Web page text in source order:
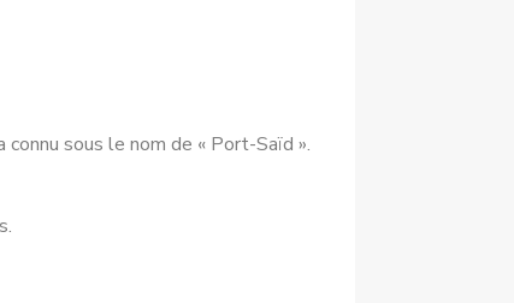
sous le nom de « Port-Saïd ».